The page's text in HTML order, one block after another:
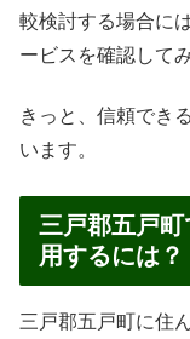
較検討する場合に
ービスを確認して
きっと、信頼でき
います。
三戸郡五戸町
用するには？
三戸郡五戸町に住